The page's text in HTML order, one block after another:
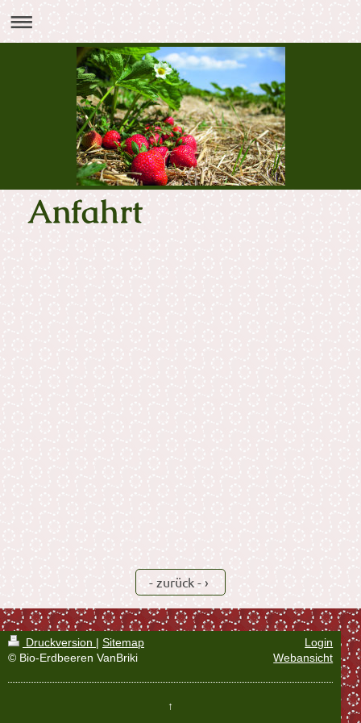
Anfahrt
- zurück -
Druckversion | Sitemap
© Bio-Erdbeeren VanBriki
Login
Webansicht
↑